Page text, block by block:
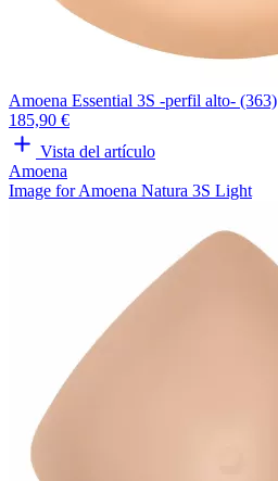
Amoena Essential 3S -perfil alto- (363)
185,90 €
Vista del artículo
Amoena
Image for Amoena Natura 3S Light